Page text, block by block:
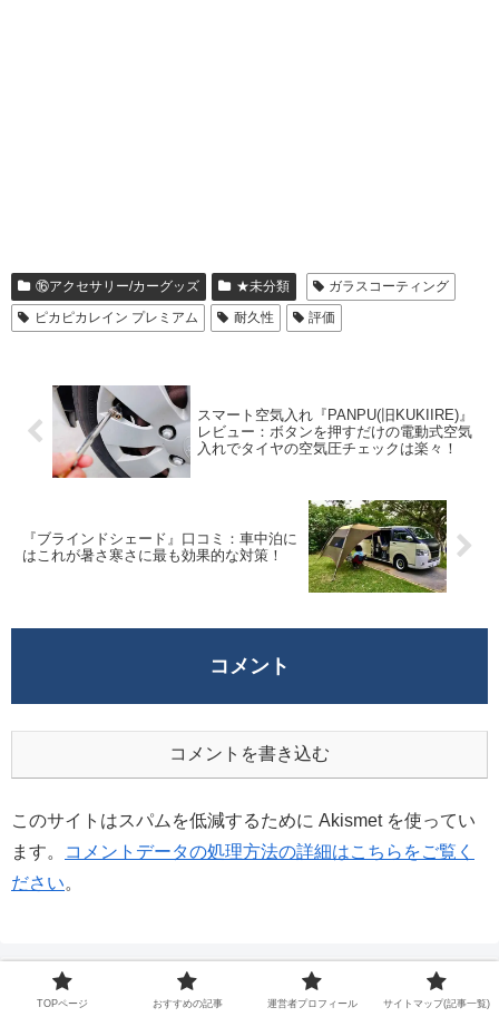
⑯アクセサリー/カーグッズ ★未分類
ガラスコーティング
ピカピカレイン プレミアム
耐久性 評価
スマート空気入れ『PANPU(旧KUKIIRE)』
レビュー：ボタンを押すだけの電動式空気
入れでタイヤの空気圧チェックは楽々！
『ブラインドシェード』口コミ：車中泊に
はこれが暑さ寒さに最も効果的な対策！
コメント
コメントを書き込む
このサイトはスパムを低減するために Akismet を使ってい
ます。
コメントデータの処理方法の詳細はこちらをご覧く
ださい。
TOPページ おすすめの記事 運営者プロフィール サイトマップ(記事一覧)